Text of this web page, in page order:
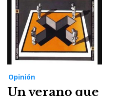
Opinión
Un verano que